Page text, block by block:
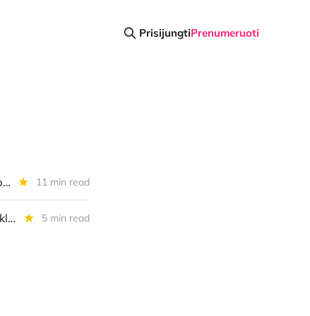
PrisijungtiPrenumeruoti
Diena kriptoje: BTC scenarijai 2026 m., TradFi imasi kriptoturto, latviai pirmauja, BTC verslų šuolis ir dar daugiau 11 min read
Diena kriptoje: Projektų rezultatai, dar vienas Bitkoino L2, naujas paminklas Satoshi 5 min read